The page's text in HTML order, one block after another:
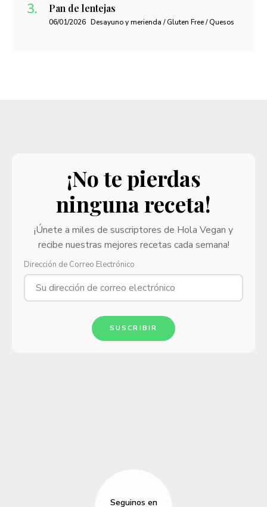
Pan de lentejas
06/01/2026 Desayuno y merienda / Gluten Free / Quesos
¡No te pierdas
ninguna receta!
¡Únete a miles de suscriptores de Hola Vegan y
recibe nuestras mejores recetas cada semana!
Dirección de Correo Electrónico
SUSCRIBIR
Seguinos en